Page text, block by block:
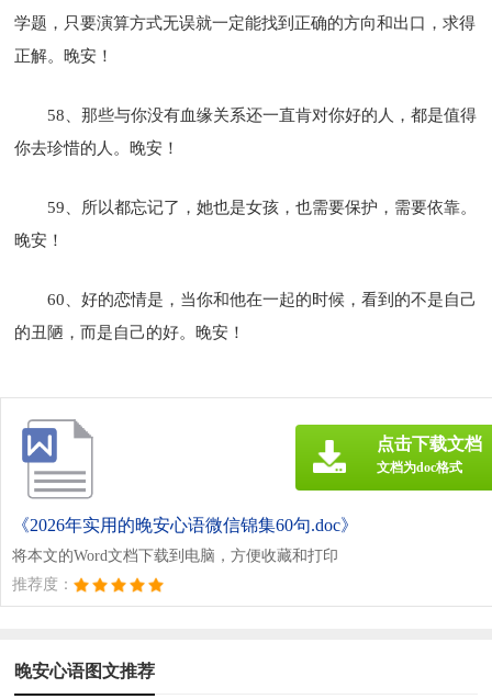
学题，只要演算方式无误就一定能找到正确的方向和出口，求得
正解。晚安！
58、那些与你没有血缘关系还一直肯对你好的人，都是值得
你去珍惜的人。晚安！
59、所以都忘记了，她也是女孩，也需要保护，需要依靠。
晚安！
60、好的恋情是，当你和他在一起的时候，看到的不是自己
的丑陋，而是自己的好。晚安！
《2026年实用的晚安心语微信锦集60句.doc》
将本文的Word文档下载到电脑，方便收藏和打印
推荐度：
点击下载文档
文档为doc格式
晚安心语图文推荐